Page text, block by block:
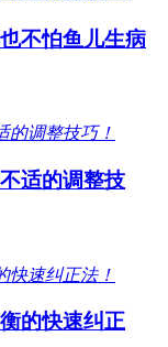
不怕鱼儿生病
适的调整技
的快速纠正